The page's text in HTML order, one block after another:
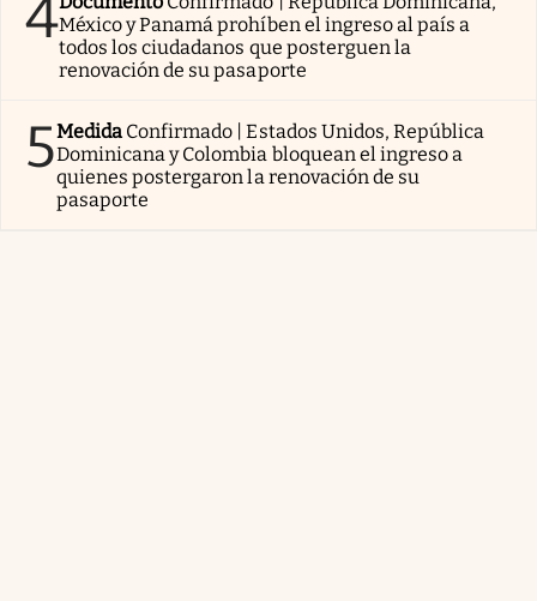
4México y Panamá prohíben el ingreso al país a
todos los ciudadanos que posterguen la
renovación de su pasaporte
5Medida Confirmado | Estados Unidos, República
Dominicana y Colombia bloquean el ingreso a
quienes postergaron la renovación de su
pasaporte